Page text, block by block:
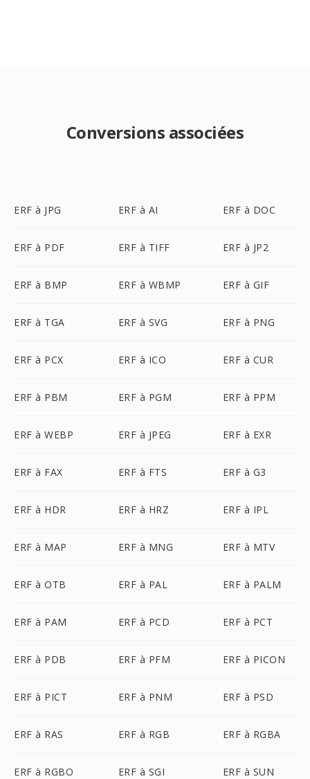
Conversions associées
ERF à JPG ERF à AI ERF à DOC
ERF à PDF ERF à TIFF ERF à JP2
ERF à BMP ERF à WBMP ERF à GIF
ERF à TGA ERF à SVG ERF à PNG
ERF à PCX ERF à ICO ERF à CUR
ERF à PBM ERF à PGM ERF à PPM
ERF à WEBP ERF à JPEG ERF à EXR
ERF à FAX ERF à FTS ERF à G3
ERF à HDR ERF à HRZ ERF à IPL
ERF à MAP ERF à MNG ERF à MTV
ERF à OTB ERF à PAL ERF à PALM
ERF à PAM ERF à PCD ERF à PCT
ERF à PDB ERF à PFM ERF à PICON
ERF à PICT ERF à PNM ERF à PSD
ERF à RAS ERF à RGB ERF à RGBA
ERF à RGBO ERF à SGI ERF à SUN